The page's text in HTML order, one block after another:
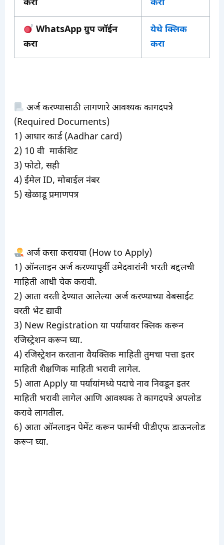
करा करा
WhatsApp ग्रुप जॉईन
करा
येथे क्लिक
करा
अर्ज करण्यासाठी लागणारे आवश्यक कागदपत्रे
(Required Documents)
1) आधार कार्ड (Aadhar card)
2) 10 वी मार्कशिट
3) फोटो, सही
4) ईमेल ID, मोबाईल नंबर
5) खेळाडू प्रमाणपत्र
अर्ज कसा करायचा (How to Apply)
1) ऑनलाइन अर्ज करण्यापूर्वी उमेदवारांनी भरती बद्दलची
माहिती आधी चेक करावी.
2) आता वरती देण्यात आलेल्या अर्ज करण्याच्या वेबसाईट
वरती भेट द्यावी
3) New Registration या पर्यायावर क्लिक करून
रजिस्ट्रेशन करून घ्या.
4) रजिस्ट्रेशन करताना वैयक्तिक माहिती तुमचा पत्ता इतर
माहिती शैक्षणिक माहिती भरावी लागेल.
5) आता Apply या पर्यायांमध्ये पदाचे नाव निवडून इतर
माहिती भरावी लागेल आणि आवश्यक ते कागदपत्रे अपलोड
करावे लागतील.
6) आता ऑनलाइन पेमेंट करून फार्मची पीडीएफ डाऊनलोड
करून घ्या.